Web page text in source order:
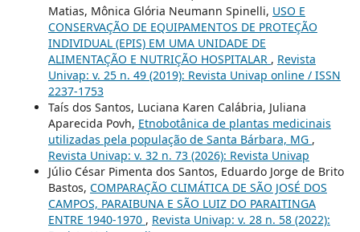
Matias, Mônica Glória Neumann Spinelli, USO E
CONSERVAÇÃO DE EQUIPAMENTOS DE PROTEÇÃO
INDIVIDUAL (EPIS) EM UMA UNIDADE DE
ALIMENTAÇÃO E NUTRIÇÃO HOSPITALAR , Revista
Univap: v. 25 n. 49 (2019): Revista Univap online / ISSN
2237-1753
Taís dos Santos, Luciana Karen Calábria, Juliana
Aparecida Povh, Etnobotânica de plantas medicinais
utilizadas pela população de Santa Bárbara, MG ,
Revista Univap: v. 32 n. 73 (2026): Revista Univap
Júlio César Pimenta dos Santos, Eduardo Jorge de Brito
Bastos, COMPARAÇÃO CLIMÁTICA DE SÃO JOSÉ DOS
CAMPOS, PARAIBUNA E SÃO LUIZ DO PARAITINGA
ENTRE 1940-1970 , Revista Univap: v. 28 n. 58 (2022):